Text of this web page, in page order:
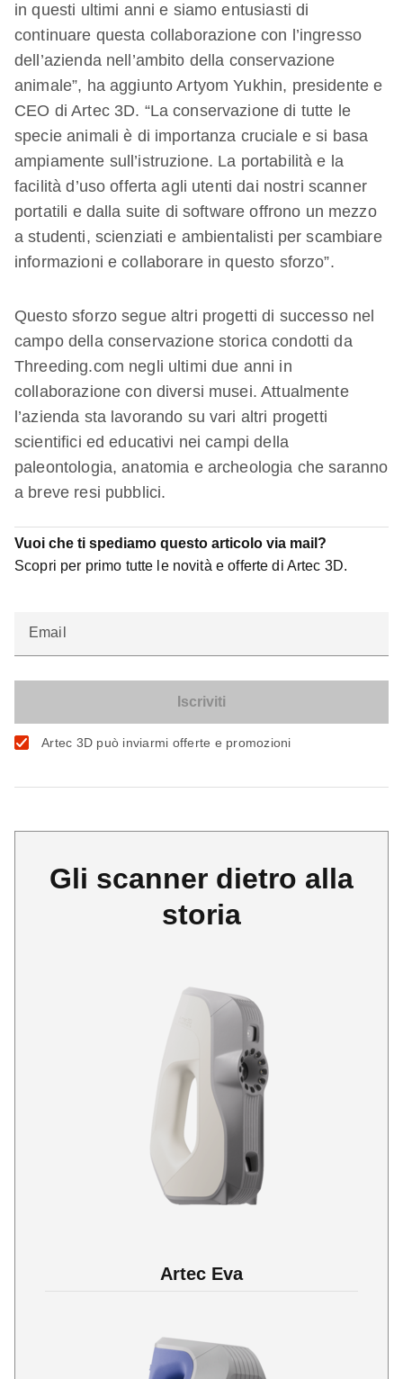
in questi ultimi anni e siamo entusiasti di
continuare questa collaborazione con l’ingresso
dell’azienda nell’ambito della conservazione
animale”, ha aggiunto Artyom Yukhin, presidente e
CEO di Artec 3D. “La conservazione di tutte le
specie animali è di importanza cruciale e si basa
ampiamente sull’istruzione. La portabilità e la
facilità d’uso offerta agli utenti dai nostri scanner
portatili e dalla suite di software offrono un mezzo
a studenti, scienziati e ambientalisti per scambiare
informazioni e collaborare in questo sforzo”.
Questo sforzo segue altri progetti di successo nel
campo della conservazione storica condotti da
Threeding.com negli ultimi due anni in
collaborazione con diversi musei. Attualmente
l’azienda sta lavorando su vari altri progetti
scientifici ed educativi nei campi della
paleontologia, anatomia e archeologia che saranno
a breve resi pubblici.
Vuoi che ti spediamo questo articolo via mail?
Scopri per primo tutte le novità e offerte di Artec 3D.
Email
Artec 3D può inviarmi offerte e promozioni
Gli scanner dietro alla
storia
Artec Eva